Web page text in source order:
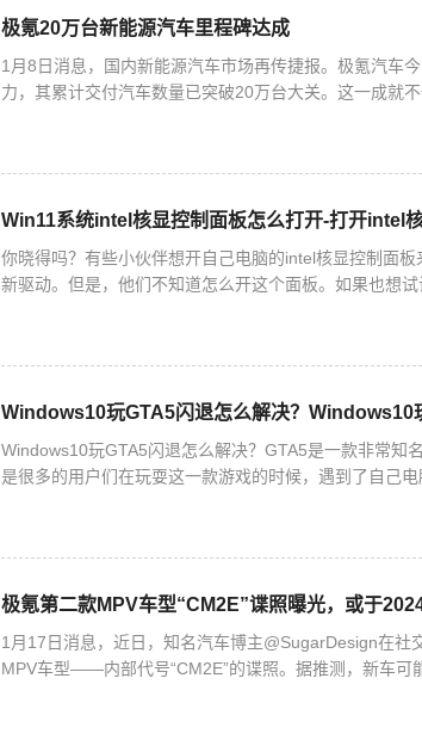
极氪20万台新能源汽车里程碑达成
1月8日消息，国内新能源汽车市场再传捷报。极氪汽车
力，其累计交付汽车数量已突破20万台大关。这一成就
Win11系统intel核显控制面板怎么打开-打开intel
你晓得吗？有些小伙伴想开自己电脑的intel核显控制面
新驱动。但是，他们不知道怎么开这个面板。如果也想
Windows10玩GTA5闪退怎么解决？Windows10
Windows10玩GTA5闪退怎么解决？GTA5是一款非常知
是很多的用户们在玩耍这一款游戏的时候，遇到了自己
极氪第二款MPV车型“CM2E”谍照曝光，或于
1月17日消息，近日，知名汽车博主@SugarDesign在社
MPV车型——内部代号“CM2E”的谍照。据推测，新车可